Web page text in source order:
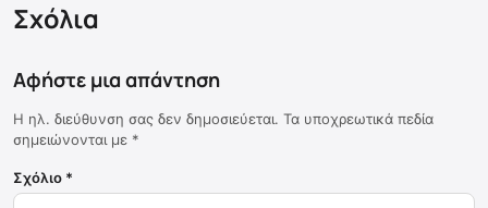
Σχόλια
Αφήστε μια απάντηση
Η ηλ. διεύθυνση σας δεν δημοσιεύεται. Τα υποχρεωτικά πεδία
σημειώνονται με *
Σχόλιο *